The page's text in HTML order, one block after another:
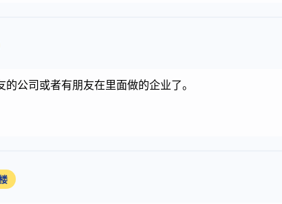
公司或者有朋友在里面做的企业了。